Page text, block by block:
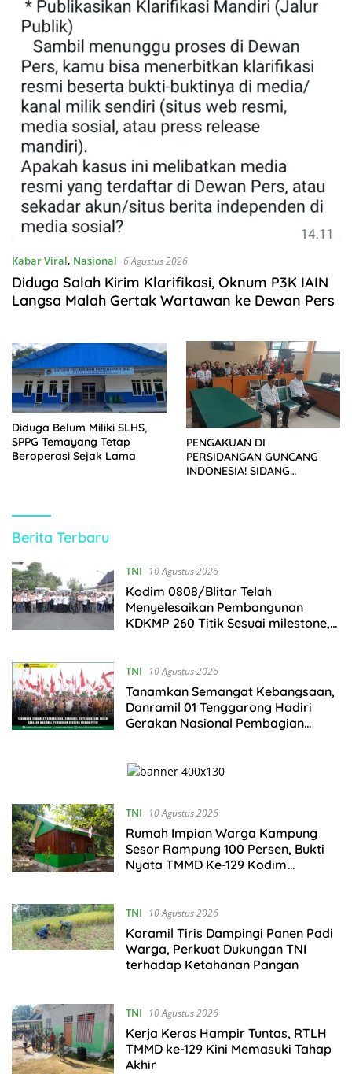
Kabar Viral, Nasional 6 Agustus 2026
Diduga Salah Kirim Klarifikasi, Oknum P3K IAIN
Langsa Malah Gertak Wartawan ke Dewan Pers
Diduga Belum Miliki SLHS,
SPPG Temayang Tetap
Beroperasi Sejak Lama
PENGAKUAN DI
PERSIDANGAN GUNCANG
INDONESIA! SIDANG
https://kupasberita.net
Berita Terbaru
TNI 10 Agustus 2026
Kodim 0808/Blitar Telah
Menyelesaikan Pembangunan
KDKMP 260 Titik Sesuai milestone,
TNI 10 Agustus 2026
Tanamkan Semangat Kebangsaan,
Danramil 01 Tenggarong Hadiri
Gerakan Nasional Pembagian
TNI 10 Agustus 2026
Rumah Impian Warga Kampung
Sesor Rampung 100 Persen, Bukti
Nyata TMMD Ke-129 Kodim
TNI 10 Agustus 2026
Koramil Tiris Dampingi Panen Padi
Warga, Perkuat Dukungan TNI
terhadap Ketahanan Pangan
TNI 10 Agustus 2026
Kerja Keras Hampir Tuntas, RTLH
TMMD ke-129 Kini Memasuki Tahap
Akhir